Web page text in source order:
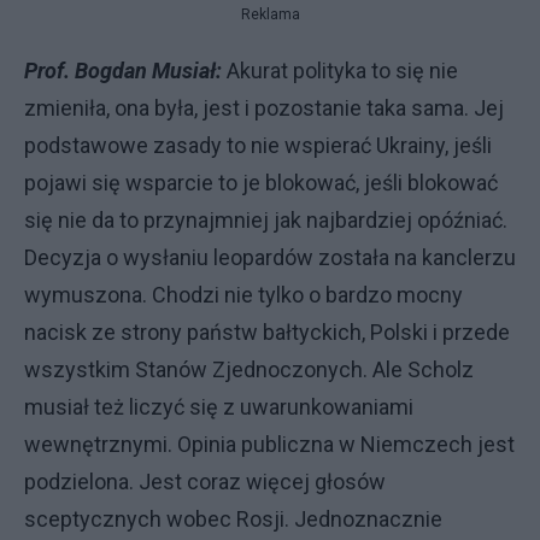
Reklama
Prof. Bogdan Musiał: Akurat polityka to się nie
zmieniła, ona była, jest i pozostanie taka sama. Jej
podstawowe zasady to nie wspierać Ukrainy, jeśli
pojawi się wsparcie to je blokować, jeśli blokować
się nie da to przynajmniej jak najbardziej opóźniać.
Decyzja o wysłaniu leopardów została na kanclerzu
wymuszona. Chodzi nie tylko o bardzo mocny
nacisk ze strony państw bałtyckich, Polski i przede
wszystkim Stanów Zjednoczonych. Ale Scholz
musiał też liczyć się z uwarunkowaniami
wewnętrznymi. Opinia publiczna w Niemczech jest
podzielona. Jest coraz więcej głosów
sceptycznych wobec Rosji. Jednoznacznie